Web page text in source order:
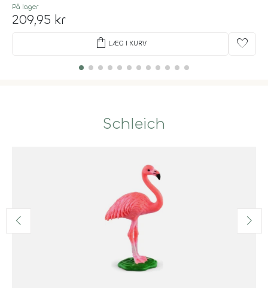
På lager
209,95 kr
shopping_bag LÆG I KURV favorite
Schleich